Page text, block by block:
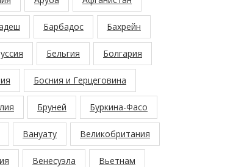
Барбадос Бахрейн
Бельгия Болгария
Босния и Герцеговина
Бруней Буркина-Фасо
Вануату Великобритания
Венесуэла Вьетнам